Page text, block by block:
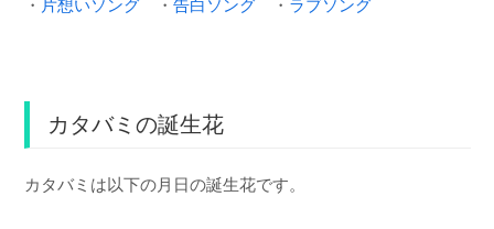
・ 片想いソング ・ 告白ソング ・ ラブソング
カタバミの誕生花
カタバミは以下の月日の誕生花です。